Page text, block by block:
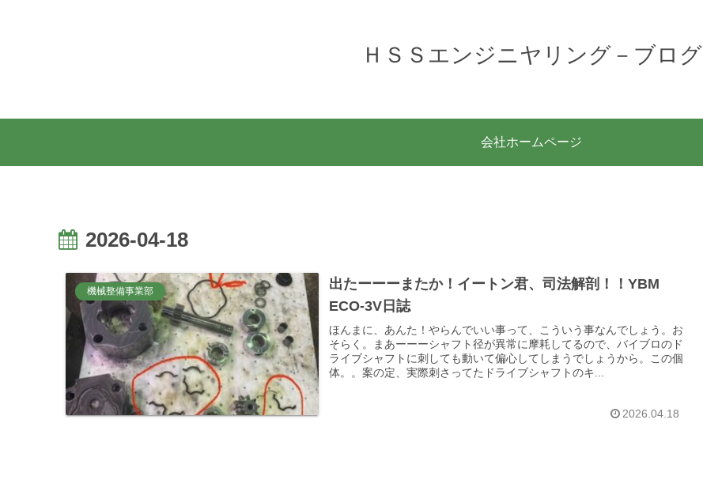
ＨＳＳエンジニヤリング－ブログ
会社ホームページ
2026-04-18
機械整備事業部
出たーーーまたか！イートン君、司法解剖！！YBM
ECO-3V日誌
ほんまに、あんた！やらんでいい事って、こういう事なんでしょう。お
そらく。まあーーーシャフト径が異常に摩耗してるので、バイブロのド
ライブシャフトに刺しても動いて偏心してしまうでしょうから。この個
体。。案の定、実際刺さってたドライブシャフトのキ...
2026.04.18